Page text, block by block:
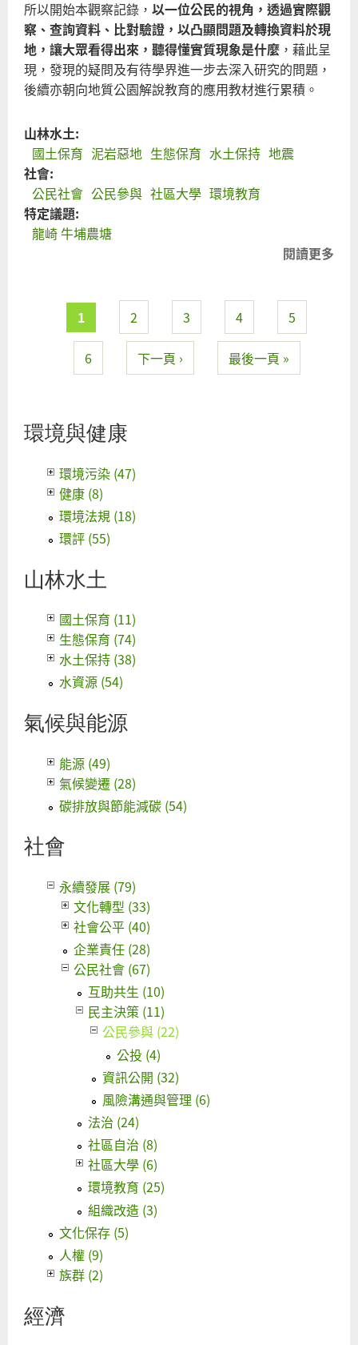
所以開始本觀察記錄， 以一位公民的視角，透過實際觀
察、查詢資料、比對驗證，以凸顯問題及轉換資料於現
地，讓大眾看得出來，聽得懂實質現象是什麼 ，藉此呈
現，發現的疑問及有待學界進一步去深入研究的問題，
後續亦朝向地質公園解說教育的應用教材進行累積。
山林水土:
國土保育 泥岩惡地 生態保育 水土保持 地震
社會:
公民社會 公民參與 社區大學 環境教育
特定議題:
龍崎 牛埔農塘
閱讀更多
1 2 3 4 5
6 下一頁 › 最後一頁 »
環境與健康
環境污染 (47)
健康 (8)
環境法規 (18)
環評 (55)
山林水土
國土保育 (11)
生態保育 (74)
水土保持 (38)
水資源 (54)
氣候與能源
能源 (49)
氣候變遷 (28)
碳排放與節能減碳 (54)
社會
永續發展 (79)
文化轉型 (33)
社會公平 (40)
企業責任 (28)
公民社會 (67)
互助共生 (10)
民主決策 (11)
公民參與 (22)
公投 (4)
資訊公開 (32)
風險溝通與管理 (6)
法治 (24)
社區自治 (8)
社區大學 (6)
環境教育 (25)
組織改造 (3)
文化保存 (5)
人權 (9)
族群 (2)
經濟